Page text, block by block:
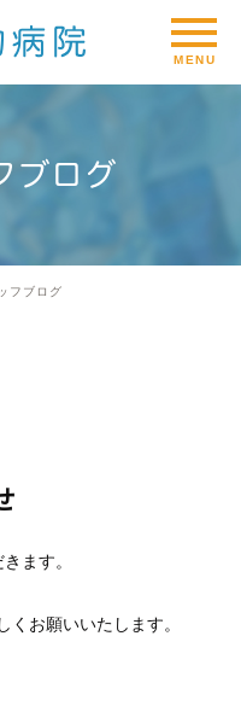
ブログ
フブログ
ます。
くお願いいたします。